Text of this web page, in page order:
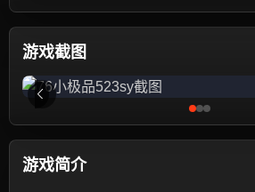
游戏截图
游戏简介